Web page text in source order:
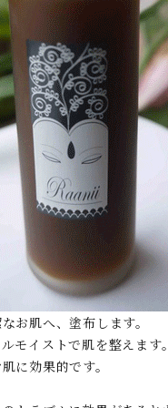
お肌へ、塗布します。
モイストで肌を整えます。
に効果的です。